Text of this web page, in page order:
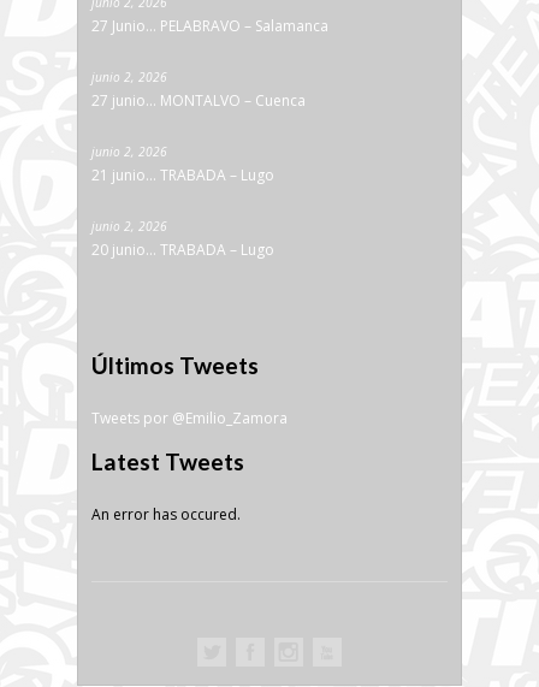
27 Junio… PELABRAVO – Salamanca
junio 2, 2026
27 junio… MONTALVO – Cuenca
junio 2, 2026
21 junio… TRABADA – Lugo
junio 2, 2026
20 junio… TRABADA – Lugo
Últimos Tweets
Tweets por @Emilio_Zamora
Latest Tweets
An error has occured.